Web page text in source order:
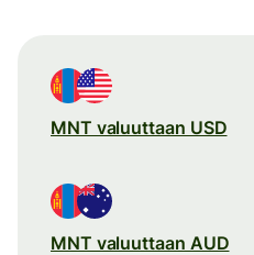
MNT valuuttaan USD
MNT valuuttaan AUD